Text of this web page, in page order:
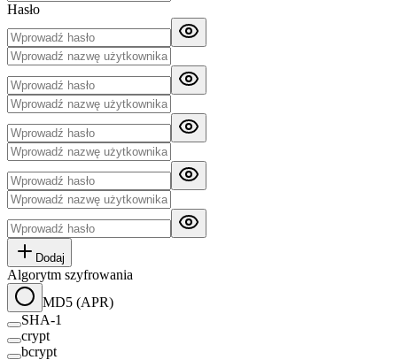
Hasło
Dodaj
Algorytm szyfrowania
MD5 (APR)
SHA-1
crypt
bcrypt